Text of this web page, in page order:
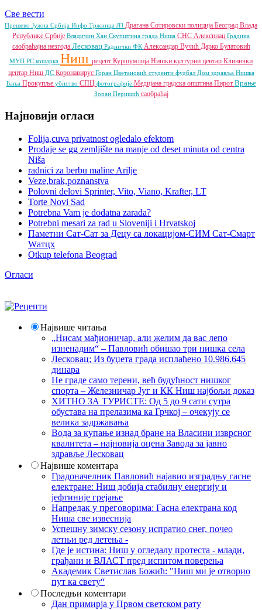
Све вести
Прешево Јужна Србија Инфо Тржница ЈП Драгана Сотировски полиција Београд Влада
Републике Србије Владичин Хан Скупштина града Ниша СНС Алексинац Градина
саобраћајна незгода Лесковац Раднички ФК Александар Вучић Дарко Булатовић
МУП РС кошарка Ниш рецепт Куршумлија Нишки културни центар Клинички
центар Ниш ДС Коронавирус Горан Цветановић студенти фудбал Дом здравља Нишка
Бања Прокупље убиство СПЦ фотографије Медијана градска општина Пирот Врање
Зоран Перишић саобраћај
Најновији огласи
Folija,cuva privatnost ogledalo efektom
Prodaje se gg zemljište na manje od deset minuta od centra
Niša
radnici za berbu maline Arilje
Veze,brak,poznanstva
Polovni delovi Sprinter, Vito, Viano, Krafter, LT
Torte Novi Sad
Potrebna Vam je dodatna zarada?
Potrebni mesari za rad u Sloveniji i Hrvatskoj
Паметни Сат-Сат за Децу са локацијом-СИМ Сат-Смарт
Wатцх
Otkup telefona Beograd
Огласи
Највише читања
„Нисам мађионичар, али желим да вас лепо
изненадим“ – Павловић обишао три нишка села
Лесковац; Из буџета града исплаћено 10.986.645
динара
Не граде само терени, већ будућност нишког
спорта – Железничар Југ и КК Ниш најбољи доказ
ХИТНО ЗА ТУРИСТЕ: Од 5 до 9 сати сутра
обустава на прелазима ка Грчкој – очекују се
велика задржавања
Вода за купање изнад бране на Власини изврсног
квалитета – најновија оцена Завода за јавно
здравље Лесковац
Највише коментара
Градоначелник Павловић најавио изградњу гасне
електране: Ниш добија стабилну енергију и
јефтиније грејање
Напредак у преговорима: Гасна електрана код
Ниша све извеснија
Успешну зимску сезону испратио снег, почео
летњи ред летења -
Где је истина: Ниш у огледалу протеста - млади,
грађани и ВЛАСТ пред испитом поверења
Академик Светислав Божић: "Ниш ми је отворио
пут ка свету“
Последњи коментари
Дан примирја у Првом светском рату